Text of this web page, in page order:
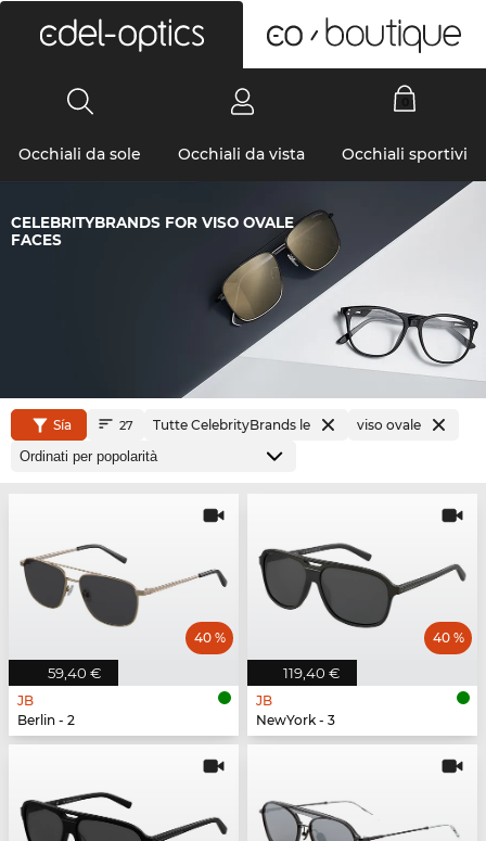
Occhiali da sole Occhiali da vista Occhiali sportivi
CELEBRITYBRANDS FOR VISO OVALE
FACES
Sía 27 Tutte CelebrityBrands le viso ovale
59,40 €
40 %
JB
Berlin - 2
119,40 €
40 %
JB
NewYork - 3